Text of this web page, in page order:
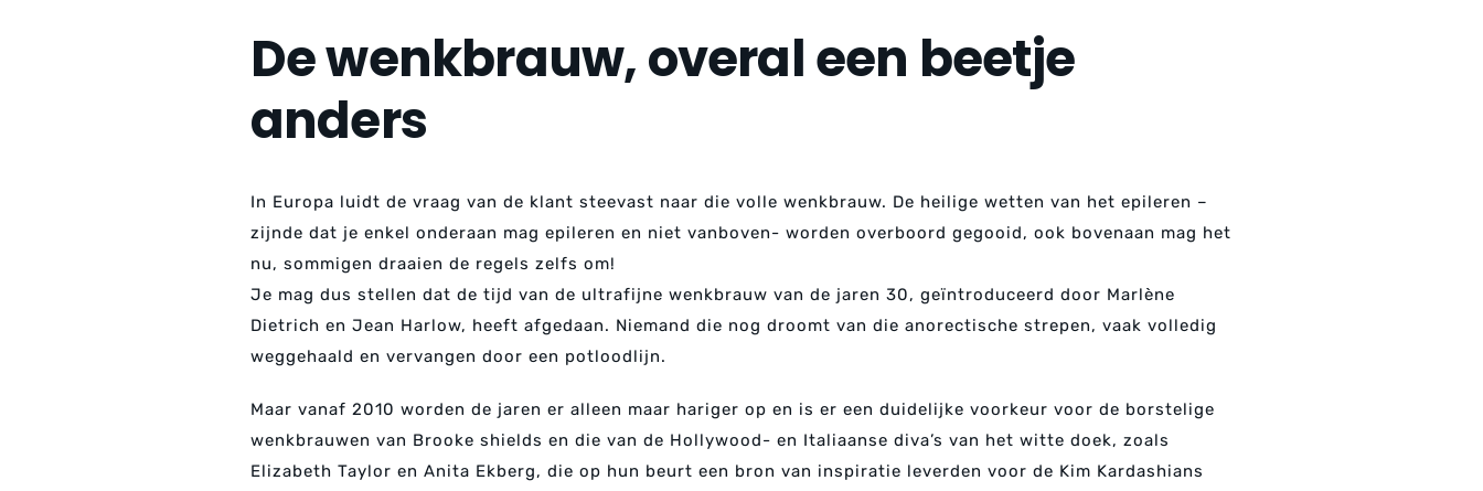
De wenkbrauw, overal een beetje
anders
In Europa luidt de vraag van de klant steevast naar die volle wenkbrauw. De heilige wetten van het epileren –
zijnde dat je enkel onderaan mag epileren en niet vanboven- worden overboord gegooid, ook bovenaan mag het
nu, sommigen draaien de regels zelfs om!
Je mag dus stellen dat de tijd van de ultrafijne wenkbrauw van de jaren 30, geïntroduceerd door Marlène
Dietrich en Jean Harlow, heeft afgedaan. Niemand die nog droomt van die anorectische strepen, vaak volledig
weggehaald en vervangen door een potloodlijn.
Maar vanaf 2010 worden de jaren er alleen maar hariger op en is er een duidelijke voorkeur voor de borstelige
wenkbrauwen van Brooke shields en die van de Hollywood- en Italiaanse diva’s van het witte doek, zoals
Elizabeth Taylor en Anita Ekberg, die op hun beurt een bron van inspiratie leverden voor de Kim Kardashians